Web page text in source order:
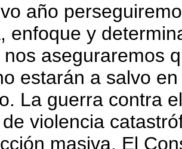
año
enfoque y
aseguraremos
estarán a salvo
La guerra contra
violencia
masiva. El